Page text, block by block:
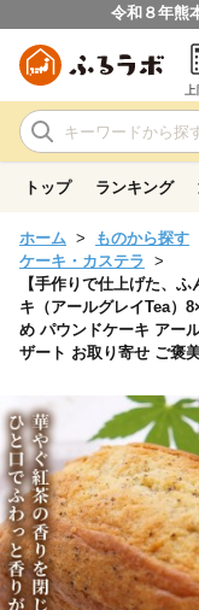
令和８年熊
トップ ランキング
ホーム ものから探す
ケーキ・カステラ
【手作りで仕上げた、
キ（アールグレイTea）
め パウンドケーキ アー
ザート お取り寄せ ご褒